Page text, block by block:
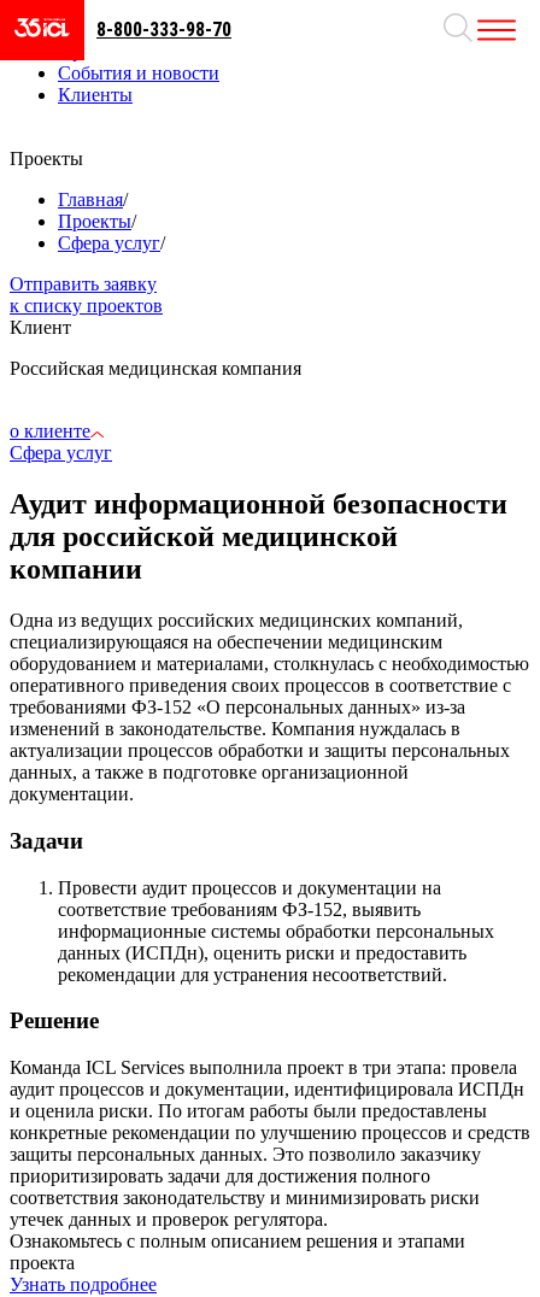
Направления
События и новости
Клиенты
8-800-333-98-70
Проекты
Главная/
Проекты/
Сфера услуг/
Отправить заявку
к списку проектов
Клиент
Российская медицинская компания
о клиенте
Сфера услуг
Аудит информационной безопасности
для российской медицинской
компании
Одна из ведущих российских медицинских компаний,
специализирующаяся на обеспечении медицинским
оборудованием и материалами, столкнулась с необходимостью
оперативного приведения своих процессов в соответствие с
требованиями ФЗ-152 «О персональных данных» из-за
изменений в законодательстве. Компания нуждалась в
актуализации процессов обработки и защиты персональных
данных, а также в подготовке организационной
документации.
Задачи
Провести аудит процессов и документации на
соответствие требованиям ФЗ-152, выявить
информационные системы обработки персональных
данных (ИСПДн), оценить риски и предоставить
рекомендации для устранения несоответствий.
Решение
Команда ICL Services выполнила проект в три этапа: провела
аудит процессов и документации, идентифицировала ИСПДн
и оценила риски. По итогам работы были предоставлены
конкретные рекомендации по улучшению процессов и средств
защиты персональных данных. Это позволило заказчику
приоритизировать задачи для достижения полного
соответствия законодательству и минимизировать риски
утечек данных и проверок регулятора.
Ознакомьтесь с полным описанием решения и этапами
проекта
Узнать подробнее